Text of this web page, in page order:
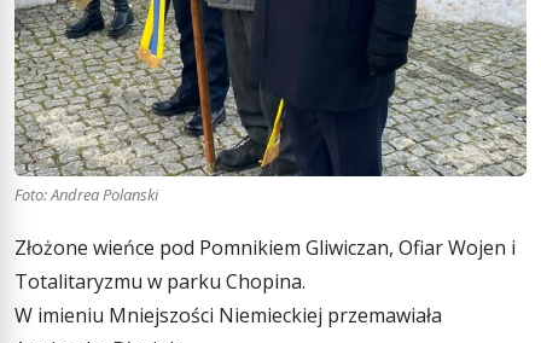
Foto: Andrea Polanski
Złożone wieńce pod Pomnikiem Gliwiczan, Ofiar Wojen i
Totalitaryzmu w parku Chopina.
W imieniu Mniejszości Niemieckiej przemawiała